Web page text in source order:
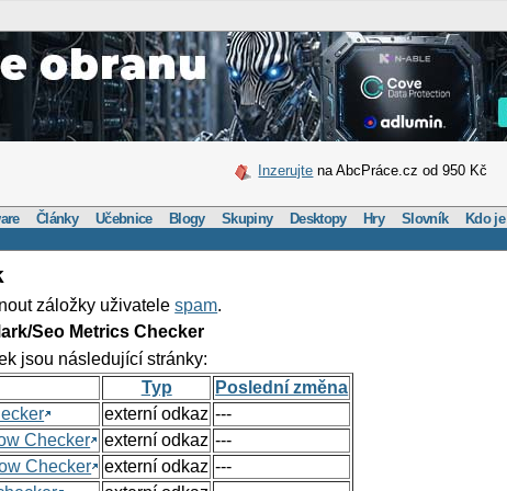
Inzerujte na AbcPráce.cz od 950 Kč
Články Učebnice Blogy Skupiny Desktopy Hry Slovník Kdo je
záložky uživatelespam.
Seo Metrics Checker
jsou následující stránky:
Typ
Poslední změna
externí odkaz ---
Checker
externí odkaz ---
Checker
externí odkaz ---